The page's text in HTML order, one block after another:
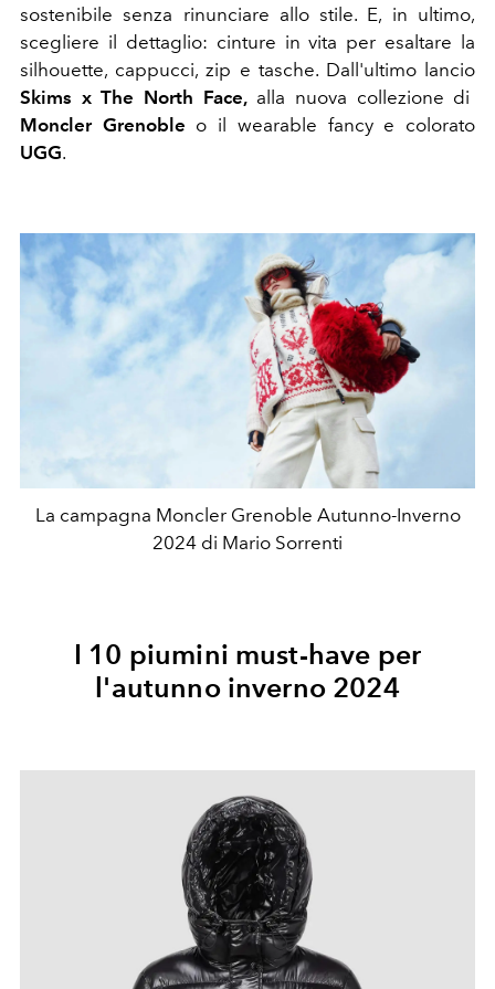
sostenibile senza rinunciare allo stile. E, in ultimo,
scegliere il dettaglio: cinture in vita per esaltare la
silhouette, cappucci, zip e tasche. Dall'ultimo lancio
Skims x The North Face,alla nuova collezione di
Moncler Grenoble o il wearable fancy e colorato
UGG.
La campagna Moncler Grenoble Autunno-Inverno
2024 di Mario Sorrenti
I 10 piumini must-have per
l'autunno inverno 2024